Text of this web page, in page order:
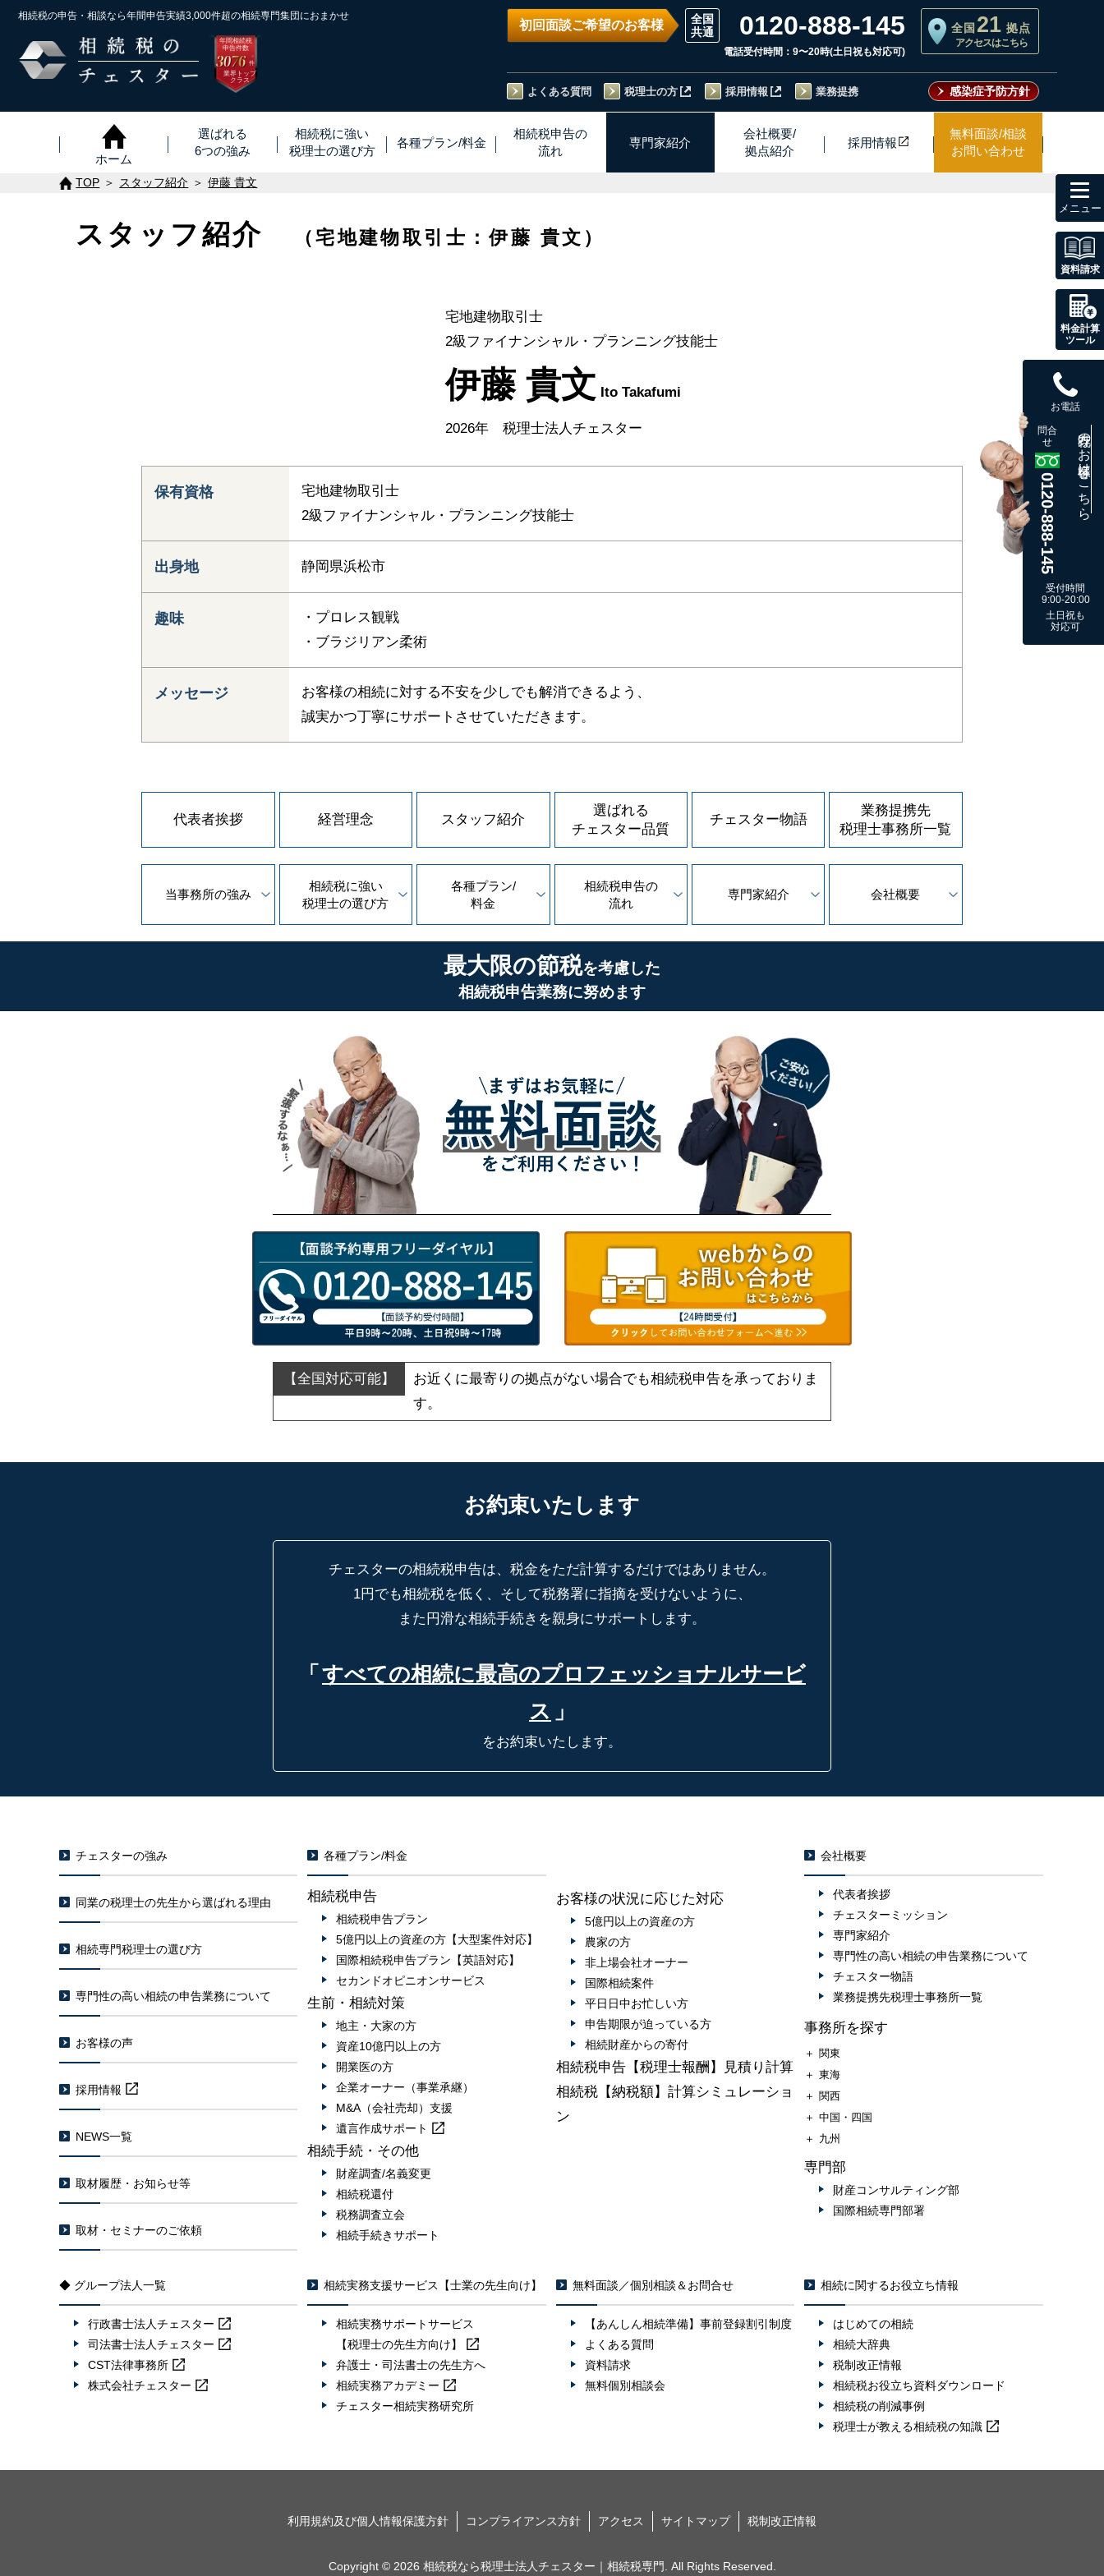
相続税の申告・相談なら年間申告実績3,000件超の相続専門集団におまかせ
年間相続税
申告件数
3076 ※
件
業界トップ
クラス
初回面談ご希望のお客様 0120-888-145
電話受付時間：9〜20時(土日祝も対応可)
全国 21 拠点
アクセスはこちら
よくある質問 税理士の方 採用情報 業務提携 感染症予防方針
ホーム
選ばれる
6つの強み
相続税に強い
税理士の選び方
各種プラン/料金
相続税申告の
流れ
専門家紹介
会社概要/
拠点紹介
採用情報
無料面談/相談
お問い合わせ
TOP スタッフ紹介 伊藤 貴文
スタッフ紹介 （宅地建物取引士：伊藤 貴文）
宅地建物取引士
2級ファイナンシャル・プランニング技能士
伊藤 貴文 Ito Takafumi
2026年 税理士法人チェスター
保有資格
宅地建物取引士
2級ファイナンシャル・プランニング技能士
出身地 静岡県浜松市
趣味
・プロレス観戦
・ブラジリアン柔術
メッセージ
お客様の相続に対する不安を少しでも解消できるよう、
誠実かつ丁寧にサポートさせていただきます。
代表者挨拶 経営理念 スタッフ紹介
選ばれる
チェスター品質
チェスター物語
業務提携先
税理士事務所一覧
当事務所の強み
相続税に強い
税理士の選び方
各種プラン/
料金
相続税申告の
流れ
専門家紹介 会社概要
最大限の節税を考慮した
相続税申告業務に努めます
お近くに最寄りの拠点がない場合でも相続税申告を承っておりま
す。
お約束いたします
チェスターの相続税申告は、税金をただ計算するだけではありません。
1円でも相続税を低く、そして税務署に指摘を受けないように、
また円滑な相続手続きを親身にサポートします。
「 すべての相続に最高のプロフェッショナルサービ
ス 」
をお約束いたします。
資料請求
料金計算
ツール
お電話
問合
せ
0120-888-145
既存のお客様はこちら
受付時間
9:00-20:00
土日祝も
対応可
チェスターの強み
同業の税理士の先生から選ばれる理由
相続専門税理士の選び方
専門性の高い相続の申告業務について
お客様の声
採用情報
NEWS一覧
取材履歴・お知らせ等
取材・セミナーのご依頼
各種プラン/料金
相続税申告
相続税申告プラン
5億円以上の資産の方【大型案件対応】
国際相続税申告プラン【英語対応】
セカンドオピニオンサービス
生前・相続対策
地主・大家の方
資産10億円以上の方
開業医の方
企業オーナー（事業承継）
M&A（会社売却）支援
遺言作成サポート
相続手続・その他
財産調査/名義変更
相続税還付
税務調査立会
相続手続きサポート
お客様の状況に応じた対応
5億円以上の資産の方
農家の方
非上場会社オーナー
国際相続案件
平日日中お忙しい方
申告期限が迫っている方
相続財産からの寄付
相続税申告【税理士報酬】見積り計算
相続税【納税額】計算シミュレーショ
ン
会社概要
代表者挨拶
チェスターミッション
専門家紹介
専門性の高い相続の申告業務について
チェスター物語
業務提携先税理士事務所一覧
事務所を探す
＋ 関東
＋ 東海
＋ 関西
＋ 中国・四国
＋ 九州
専門部
財産コンサルティング部
国際相続専門部署
◆ グループ法人一覧
行政書士法人チェスター
司法書士法人チェスター
CST法律事務所
株式会社チェスター
相続実務支援サービス【士業の先生向け】
相続実務サポートサービス
【税理士の先生方向け】
弁護士・司法書士の先生方へ
相続実務アカデミー
チェスター相続実務研究所
無料面談／個別相談＆お問合せ
【あんしん相続準備】事前登録割引制度
よくある質問
資料請求
無料個別相談会
相続に関するお役立ち情報
はじめての相続
相続大辞典
税制改正情報
相続税お役立ち資料ダウンロード
相続税の削減事例
税理士が教える相続税の知識
利用規約及び個人情報保護方針 コンプライアンス方針 アクセス サイトマップ 税制改正情報
Copyright © 2026 相続税なら税理士法人チェスター｜相続税専門. All Rights Reserved.